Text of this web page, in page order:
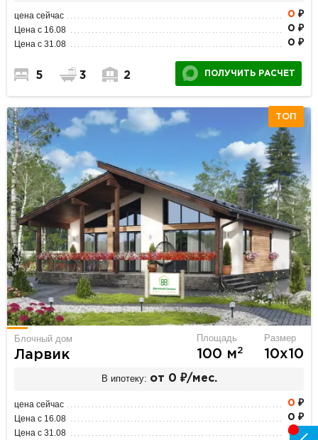
цена сейчас 0 ₽
Цена с 16.08 0 ₽
Цена с 31.08 0 ₽
5 3 2 ПОЛУЧИТЬ РАСЧЕТ
ТОП
Блочный дом
Ларвик
Площадь
100 м2
Размер
10х10
В ипотеку: от 0 ₽/мес.
цена сейчас 0 ₽
Цена с 16.08 0 ₽
Цена с 31.08 0 ₽